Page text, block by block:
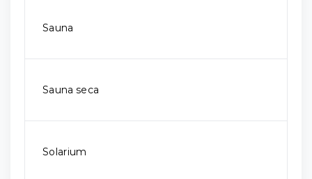
Sauna
Sauna seca
Solarium